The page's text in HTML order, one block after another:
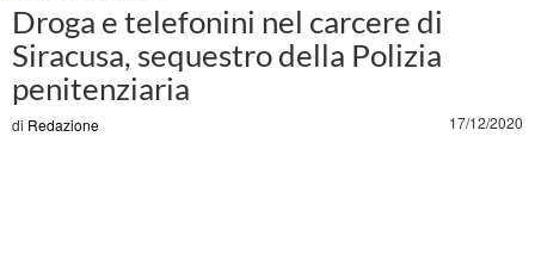
Droga e telefonini nel carcere di
Siracusa, sequestro della Polizia
penitenziaria
di Redazione 17/12/2020